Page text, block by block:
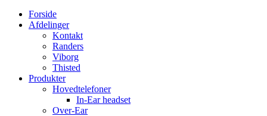
Forside
Afdelinger
Kontakt
Randers
Viborg
Thisted
Produkter
Hovedtelefoner
In-Ear headset
Over-Ear